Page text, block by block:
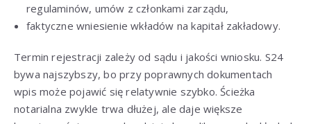
regulaminów, umów z członkami zarządu,
faktyczne wniesienie wkładów na kapitał zakładowy.
Termin rejestracji zależy od sądu i jakości wniosku. S24
bywa najszybszy, bo przy poprawnych dokumentach
wpis może pojawić się relatywnie szybko. Ścieżka
notarialna zwykle trwa dłużej, ale daje większe